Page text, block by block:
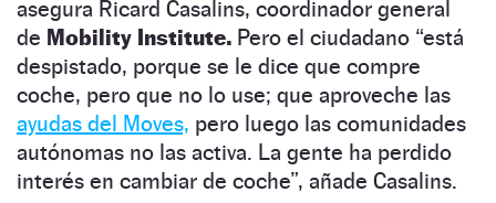
asegura Ricard Casalins, coordinador general
de Mobility Institute. Pero el ciudadano “está
despistado, porque se le dice que compre
coche, pero que no lo use; que aproveche las
ayudas del Moves, pero luego las comunidades
autónomas no las activa. La gente ha perdido
interés en cambiar de coche”, añade Casalins.